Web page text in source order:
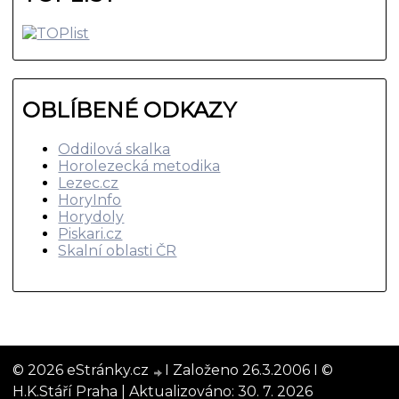
OBLÍBENÉ ODKAZY
Oddilová skalka
Horolezecká metodika
Lezec.cz
HoryInfo
Horydoly
Piskari.cz
Skalní oblasti ČR
© 2026 eStránky.cz
I Založeno 26.3.2006 I ©
H.K.Stáří Praha |Aktualizováno: 30. 7. 2026